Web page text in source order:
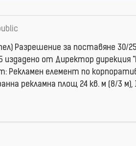
Разрешение за поставяне 30/
издаденo от Директор дирекция
Рекламен елемент по
рекламна площ 24 кв. м (8/3 м),